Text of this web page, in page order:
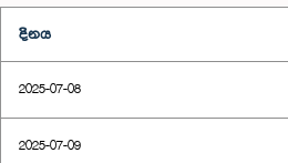
දිනය
2025-07-08
2025-07-09